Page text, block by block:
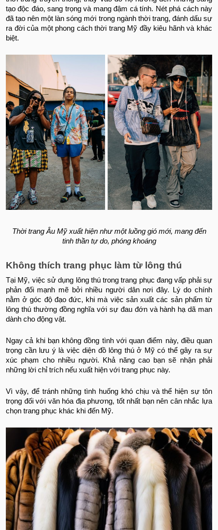
tạo độc đáo, sang trọng và mang đậm cá tính. Nét phá cách này
đã tạo nên một làn sóng mới trong ngành thời trang, đánh dấu sự
ra đời của một phong cách thời trang Mỹ đầy kiêu hãnh và khác
biệt.
Thời trang Âu Mỹ xuất hiện như một luồng gió mới, mang đến
tinh thần tự do, phóng khoáng
Không thích trang phục làm từ lông thú
Tại Mỹ, việc sử dụng lông thú trong trang phục đang vấp phải sự
phản đối mạnh mẽ bởi nhiều người dân nơi đây. Lý do chính
nằm ở góc độ đạo đức, khi mà việc sản xuất các sản phẩm từ
lông thú thường đồng nghĩa với sự đau đớn và hành hạ dã man
dành cho động vật.
Ngay cả khi bạn không đồng tình với quan điểm này, điều quan
trọng cần lưu ý là việc diện đồ lông thú ở Mỹ có thể gây ra sự
xúc phạm cho nhiều người. Khả năng cao bạn sẽ nhận phải
những lời chỉ trích nếu xuất hiện với trang phục này.
Vì vậy, để tránh những tình huống khó chịu và thể hiện sự tôn
trọng đối với văn hóa địa phương, tốt nhất bạn nên cân nhắc lựa
chọn trang phục khác khi đến Mỹ.